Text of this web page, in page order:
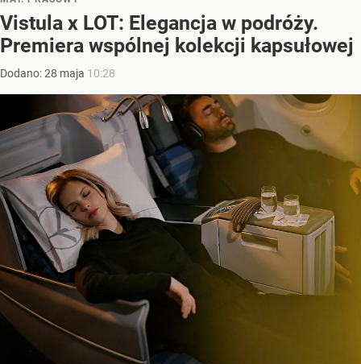
Vistula x LOT: Elegancja w podróży.
Premiera wspólnej kolekcji kapsułowej
Dodano:28 maja 10:28